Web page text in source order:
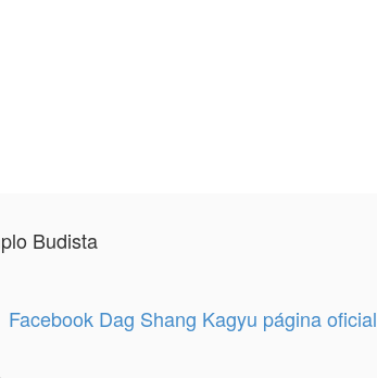
Budista
Facebook Dag Shang Kagyu página oficial